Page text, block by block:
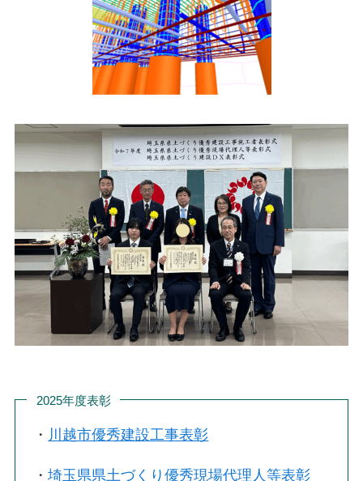
2025年度表彰
・ 川越市優秀建設工事表彰
・埼玉県県土づくり優秀現場代理人等表彰